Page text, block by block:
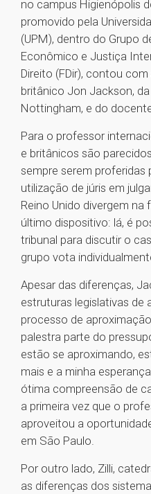
no campus Higienópolis
promovido pela
(UPM), dentro do Grupo
Econômico e Justiça
Direito (FDir), contou
britânico Jon Jackson, da
Nottingham, e do
Para o professor
e britânicos são
sempre serem proferidas
utilização de júris em
Reino Unido divergem
último dispositivo: lá, é
tribunal para discutir o
grupo vota
Apesar das diferenças,
estruturas legislativas de
processo de
palestra parte do
estão se aproximando,
mais e a minha
ótima compreensão de
a primeira vez que o
aproveitou a
em São Paulo.
Por outro lado, Zilli,
as diferenças dos